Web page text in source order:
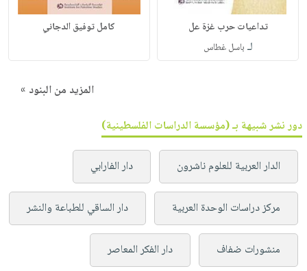
تداعيات حرب غزة عل
لـ باسل غطاس
كامل توفيق الدجاني
المزيد من البنود »
دور نشر شبيهة بـ (مؤسسة الدراسات الفلسطينية)
الدار العربية للعلوم ناشرون دار الفارابي
مركز دراسات الوحدة العربية دار الساقي للطباعة والنشر
منشورات ضفاف دار الفكر المعاصر